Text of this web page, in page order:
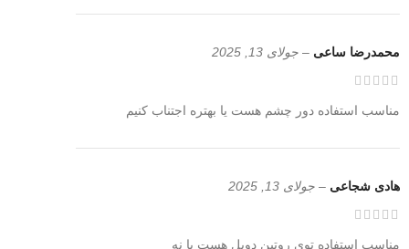
محمدرضا ساعی – جولای 13, 2025
مناسب استفاده دور چشم هست یا بهتره اجتناب کنیم
هادی شجاعی – جولای 13, 2025
مناسب استفاده توی روتین دوبل هست یا نه